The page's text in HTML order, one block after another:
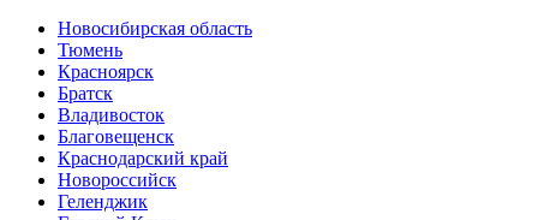
Новосибирская область
Тюмень
Красноярск
Братск
Владивосток
Благовещенск
Краснодарский край
Новороссийск
Геленджик